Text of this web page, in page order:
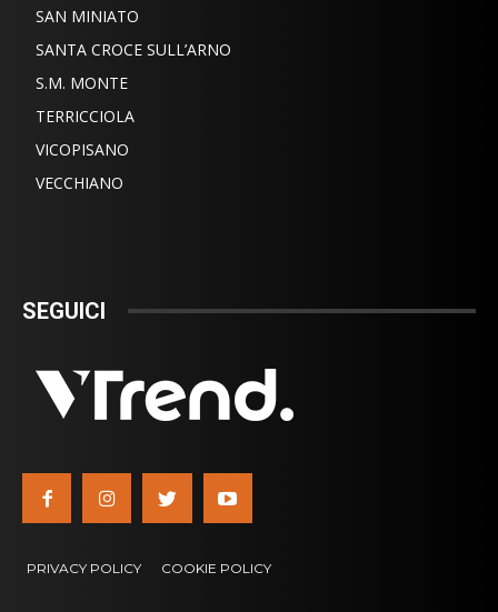
SAN MINIATO
SANTA CROCE SULL’ARNO
S.M. MONTE
TERRICCIOLA
VICOPISANO
VECCHIANO
SEGUICI
PRIVACY POLICY COOKIE POLICY